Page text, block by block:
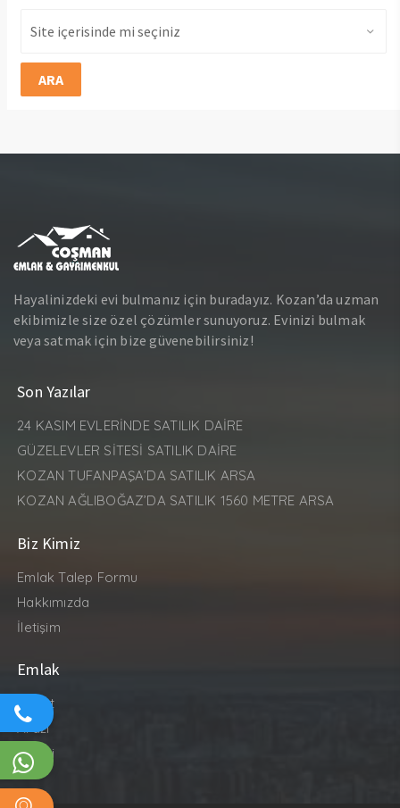
ARA
Hayalinizdeki evi bulmanız için buradayız. Kozan’da uzman
ekibimizle size özel çözümler sunuyoruz. Evinizi bulmak
veya satmak için bize güvenebilirsiniz!
Son Yazılar
24 KASIM EVLERİNDE SATILIK DAİRE
GÜZELEVLER SİTESİ SATILIK DAİRE
KOZAN TUFANPAŞA’DA SATILIK ARSA
KOZAN AĞLIBOĞAZ’DA SATILIK 1560 METRE ARSA
Biz Kimiz
Emlak Talep Formu
Hakkımızda
İletişim
Emlak
Konut
Arazi
İş Yeri